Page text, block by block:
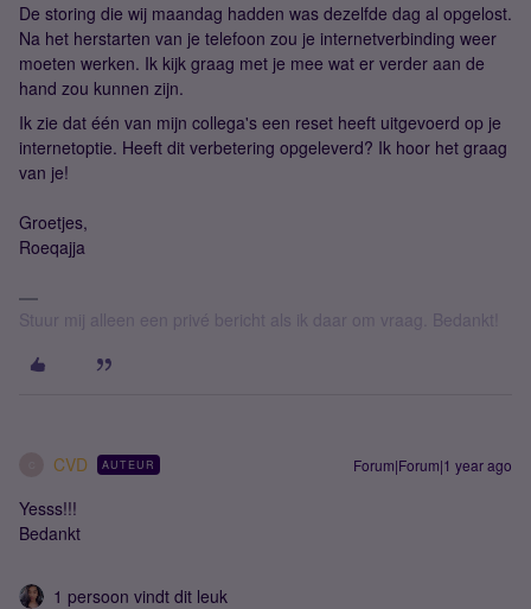
De storing die wij maandag hadden was dezelfde dag al opgelost.
Na het herstarten van je telefoon zou je internetverbinding weer
moeten werken. Ik kijk graag met je mee wat er verder aan de
hand zou kunnen zijn.
Ik zie dat één van mijn collega's een reset heeft uitgevoerd op je
internetoptie. Heeft dit verbetering opgeleverd? Ik hoor het graag
van je!
Groetjes,
Roeqajja
Stuur mij alleen een privé bericht als ik daar om vraag. Bedankt!
CVD AUTEUR Forum|Forum|1 year ago
Yesss!!!
Bedankt
1 persoon vindt dit leuk